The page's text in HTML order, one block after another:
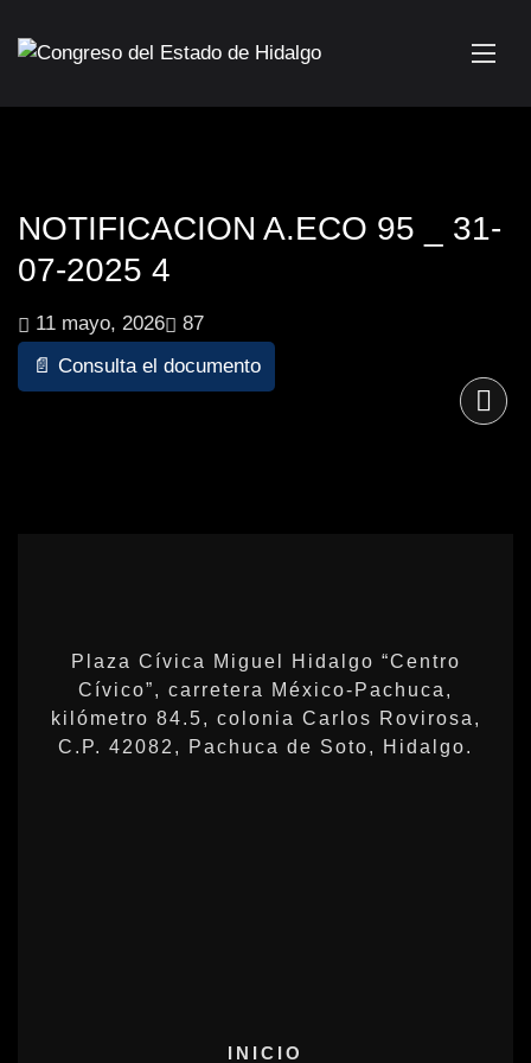
NOTIFICACION A.ECO 95 _ 31-
07-2025 4
11 mayo, 2026
87
📄 Consulta el documento
Plaza Cívica Miguel Hidalgo “Centro
Cívico”, carretera México-Pachuca,
kilómetro 84.5, colonia Carlos Rovirosa,
C.P. 42082, Pachuca de Soto, Hidalgo.
INICIO